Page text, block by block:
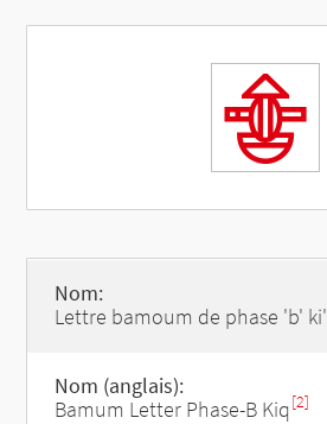
𖢍
Nom:
Lettre bamoum de phase 'b' ki'
Nom (anglais):
Bamum Letter Phase-B Kiq[2]